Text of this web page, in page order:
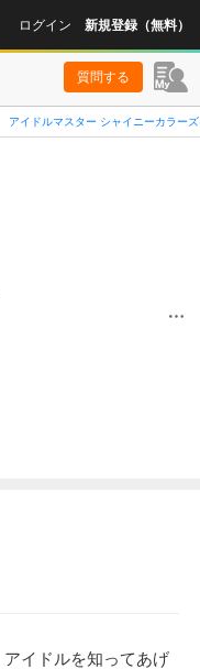
ログイン 新規登録（無料）
質問する
アイドルマスター シャイニーカラーズ
イドルを知ってあげ